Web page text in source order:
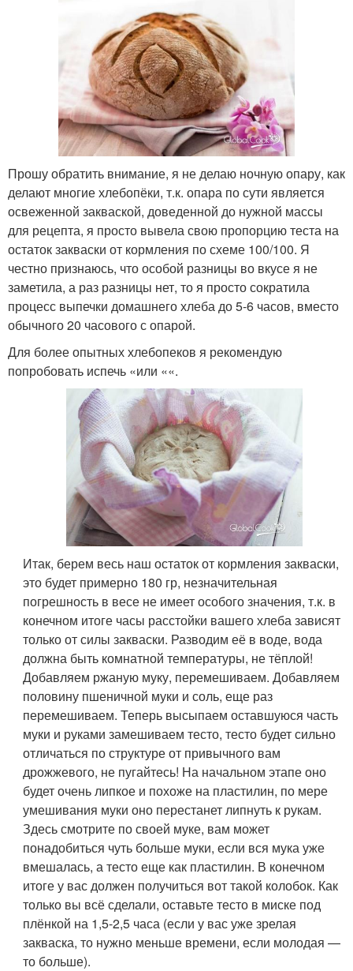
Прошу обратить внимание, я не делаю ночную опару, как
делают многие хлебопёки, т.к. опара по сути является
освеженной закваской, доведенной до нужной массы
для рецепта, я просто вывела свою пропорцию теста на
остаток закваски от кормления по схеме 100/100. Я
честно признаюсь, что особой разницы во вкусе я не
заметила, а раз разницы нет, то я просто сократила
процесс выпечки домашнего хлеба до 5-6 часов, вместо
обычного 20 часового с опарой.
Для более опытных хлебопеков я рекомендую
попробовать испечь «или ««.
Итак, берем весь наш остаток от кормления закваски,
это будет примерно 180 гр, незначительная
погрешность в весе не имеет особого значения, т.к. в
конечном итоге часы расстойки вашего хлеба зависят
только от силы закваски. Разводим её в воде, вода
должна быть комнатной температуры, не тёплой!
Добавляем ржаную муку, перемешиваем. Добавляем
половину пшеничной муки и соль, еще раз
перемешиваем. Теперь высыпаем оставшуюся часть
муки и руками замешиваем тесто, тесто будет сильно
отличаться по структуре от привычного вам
дрожжевого, не пугайтесь! На начальном этапе оно
будет очень липкое и похоже на пластилин, по мере
умешивания муки оно перестанет липнуть к рукам.
Здесь смотрите по своей муке, вам может
понадобиться чуть больше муки, если вся мука уже
вмешалась, а тесто еще как пластилин. В конечном
итоге у вас должен получиться вот такой колобок. Как
только вы всё сделали, оставьте тесто в миске под
плёнкой на 1,5-2,5 часа (если у вас уже зрелая
закваска, то нужно меньше времени, если молодая —
то больше).